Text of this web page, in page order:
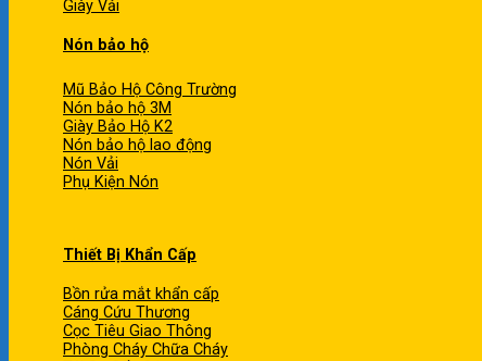
Giày Vải
Nón bảo hộ
Mũ Bảo Hộ Công Trường
Nón bảo hộ 3M
Giày Bảo Hộ K2
Nón bảo hộ lao động
Nón Vải
Phụ Kiện Nón
Thiết Bị Khẩn Cấp
Bồn rửa mắt khẩn cấp
Cáng Cứu Thương
Cọc Tiêu Giao Thông
Phòng Cháy Chữa Cháy